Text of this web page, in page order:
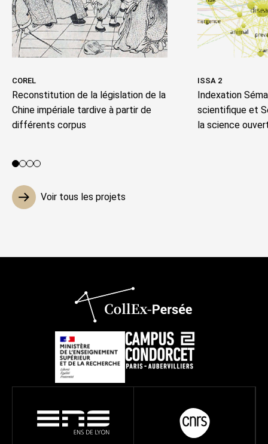
Voir tous les projets
COREL
Reconstitution de la législation de la
Chine impériale tardive à partir de
différents corpus
ISSA 2
Indexation
scientifique et
la science
Voir le projet 1
Voir le projet 2
Voir le projet 3
Voir le projet 4